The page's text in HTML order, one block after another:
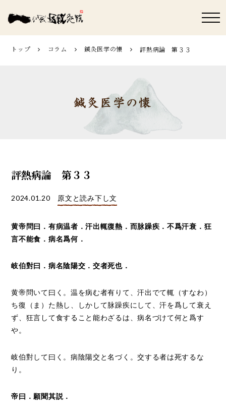
トップ コラム 鍼灸医学の懐 評熱病論 第３３
評熱病論 第３３
2024.01.20 原文と読み下し文
黄帝問曰．有病温者．汗出輒復熱．而脉躁疾．不爲汗衰．狂
言不能食．病名爲何．
岐伯對曰．病名陰陽交．交者死也．
黄帝問いて曰く。温を病む者有りて、汗出でて輒（すなわ）
ち復（ま）た熱し、しかして脉躁疾にして、汗を爲して衰え
ず、狂言して食すること能わざるは、病名づけて何と爲す
や。
岐伯對して曰く。病陰陽交と名づく。交する者は死するな
り。
帝曰．願聞其説．